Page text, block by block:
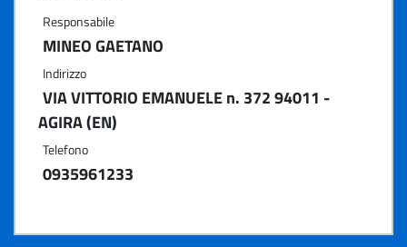
Responsabile
MINEO GAETANO
Indirizzo
VIA VITTORIO EMANUELE n. 372 94011 -
AGIRA (EN)
Telefono
0935961233